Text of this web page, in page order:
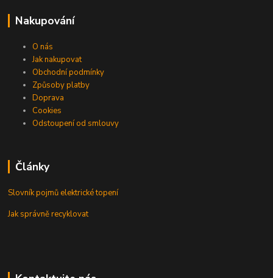
Nakupování
O nás
Jak nakupovat
Obchodní podmínky
Způsoby platby
Doprava
Cookies
Odstoupení od smlouvy
Články
Slovník pojmů elektrické topení
Jak správně recyklovat